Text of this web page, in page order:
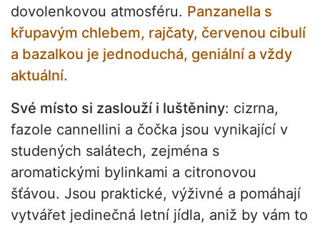
dovolenkovou atmosféru. Panzanella s
křupavým chlebem, rajčaty, červenou cibulí
a bazalkou je jednoduchá, geniální a vždy
aktuální.
Své místo si zaslouží i luštěniny: cizrna,
fazole cannellini a čočka jsou vynikající v
studených salátech, zejména s
aromatickými bylinkami a citronovou
šťávou. Jsou praktické, výživné a pomáhají
vytvářet jedinečná letní jídla, aniž by vám to